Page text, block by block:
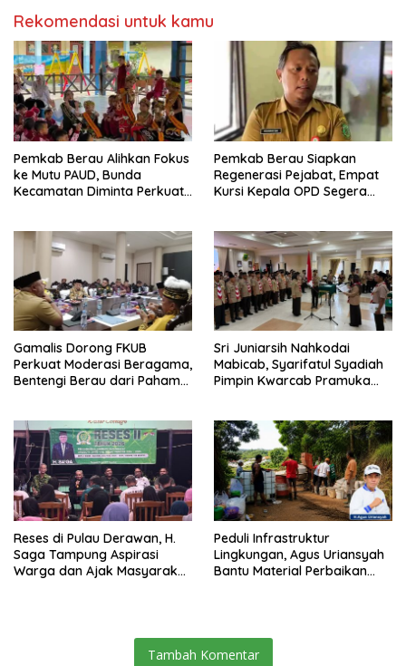
Rekomendasi untuk kamu
Pemkab Berau Alihkan Fokus
ke Mutu PAUD, Bunda
Kecamatan Diminta Perkuat
Pemkab Berau Siapkan
Regenerasi Pejabat, Empat
Kursi Kepala OPD Segera
Gamalis Dorong FKUB
Perkuat Moderasi Beragama,
Bentengi Berau dari Paham
Sri Juniarsih Nahkodai
Mabicab, Syarifatul Syadiah
Pimpin Kwarcab Pramuka
Reses di Pulau Derawan, H.
Saga Tampung Aspirasi
Warga dan Ajak Masyarakat
Peduli Infrastruktur
Lingkungan, Agus Uriansyah
Bantu Material Perbaikan
Tambah Komentar